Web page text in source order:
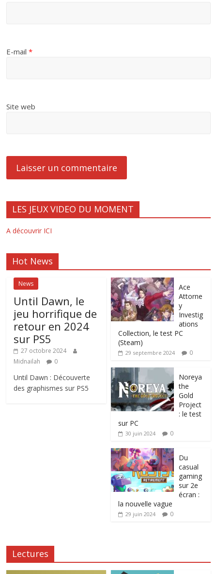
E-mail*
Site web
LES JEUX VIDEO DU MOMENT
A découvrir ICI
Hot News
News
Until Dawn, le
jeu horrifique de
retour en 2024
sur PS5
27 octobre 2024
Midnailah
0
Until Dawn : Découverte
des graphismes sur PS5
Ace
Attorne
y
Investig
ations
Collection, le test PC
(Steam)
29 septembre 2024 0
Noreya
the
Gold
Project
: le test
sur PC
30 juin 2024 0
Du
casual
gaming
sur 2e
écran :
la nouvelle vague
29 juin 2024 0
Lectures